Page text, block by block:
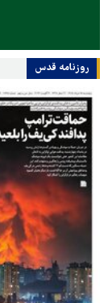
روزنامه قدس